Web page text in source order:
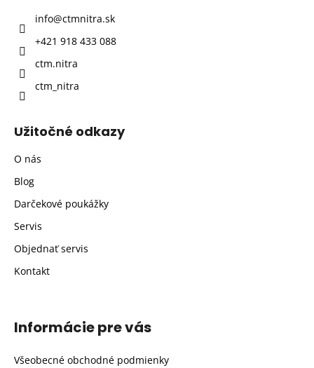
info@ctmnitra.sk
+421 918 433 088
ctm.nitra
ctm_nitra
Užitočné odkazy
O nás
Blog
Darčekové poukážky
Servis
Objednať servis
Kontakt
Informácie pre vás
Všeobecné obchodné podmienky